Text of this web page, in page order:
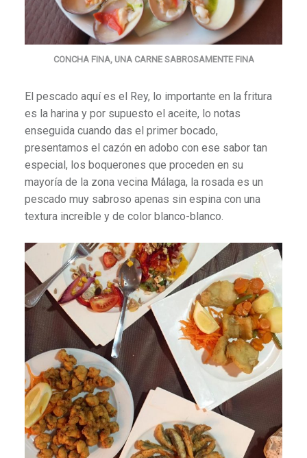
CONCHA FINA, UNA CARNE SABROSAMENTE FINA
El pescado aquí es el Rey, lo importante en la fritura
es la harina y por supuesto el aceite, lo notas
enseguida cuando das el primer bocado,
presentamos el cazón en adobo con ese sabor tan
especial, los boquerones que proceden en su
mayoría de la zona vecina Málaga, la rosada es un
pescado muy sabroso apenas sin espina con una
textura increíble y de color blanco-blanco.